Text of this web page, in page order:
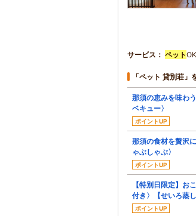
サービス ペット
「ペット 貸別荘」
那須の恵みを味わ
ベキュー〉
ポイントUP
那須の食材を贅沢
ゃぶしゃぶ〉
ポイントUP
【特別日限定】お
付き〉【せいろ蒸し
ポイントUP